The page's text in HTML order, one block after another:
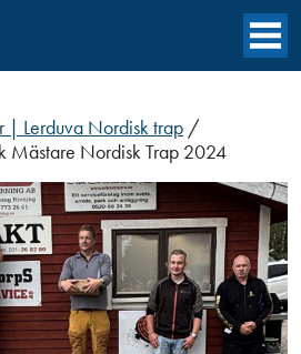
| Lerduva Nordisk trap /
Mästare Nordisk Trap 2024